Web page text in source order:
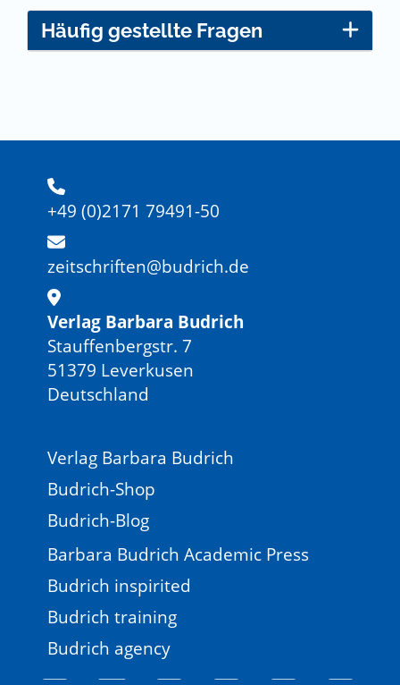
Häufig gestellte Fragen
+49 (0)2171 79491-50
zeitschriften@budrich.de
Verlag Barbara Budrich
Stauffenbergstr. 7
51379 Leverkusen
Deutschland
Verlag Barbara Budrich
Budrich-Shop
Budrich-Blog
Barbara Budrich Academic Press
Budrich inspirited
Budrich training
Budrich agency